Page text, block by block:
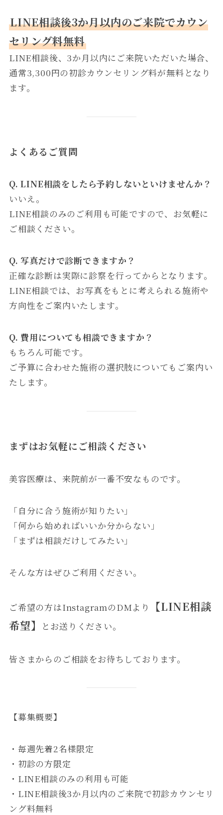
LINE相談後3か月以内のご来院でカウン
セリング料無料
LINE相談後、3か月以内にご来院いただいた場合、
通常3,300円の初診カウンセリング料が無料となり
ます。
よくあるご質問
Q. LINE相談をしたら予約しないといけませんか？
いいえ。
LINE相談のみのご利用も可能ですので、お気軽に
ご相談ください。
Q. 写真だけで診断できますか？
正確な診断は実際に診察を行ってからとなります。
LINE相談では、お写真をもとに考えられる施術や
方向性をご案内いたします。
Q. 費用についても相談できますか？
もちろん可能です。
ご予算に合わせた施術の選択肢についてもご案内い
たします。
まずはお気軽にご相談ください
美容医療は、来院前が一番不安なものです。
「自分に合う施術が知りたい」
「何から始めればいいか分からない」
「まずは相談だけしてみたい」
そんな方はぜひご利用ください。
ご希望の方はInstagramのDMより
【LINE相談
希望】
とお送りください。
皆さまからのご相談をお待ちしております。
【募集概要】
・毎週先着2名様限定
・初診の方限定
・LINE相談のみの利用も可能
・LINE相談後3か月以内のご来院で初診カウンセリ
ング料無料